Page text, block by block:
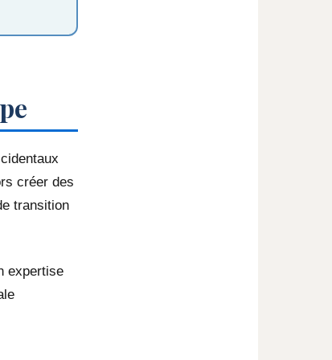
créer des
transition
expertise